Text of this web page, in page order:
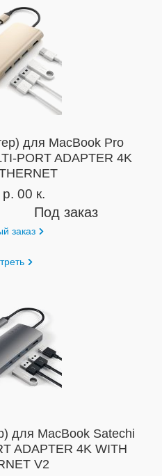
для MacBook Pro
PORT ADAPTER 4K
00 к.
Под заказ
заказ
для MacBook Satechi
ADAPTER 4K WITH
V2